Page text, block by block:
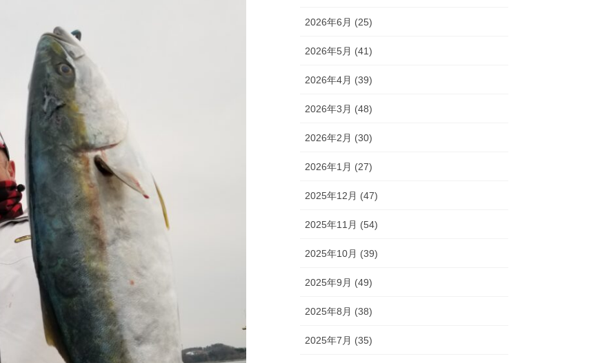
2026年6月 (25)
2026年5月 (41)
2026年4月 (39)
2026年3月 (48)
2026年2月 (30)
2026年1月 (27)
2025年12月 (47)
2025年11月 (54)
2025年10月 (39)
2025年9月 (49)
2025年8月 (38)
2025年7月 (35)